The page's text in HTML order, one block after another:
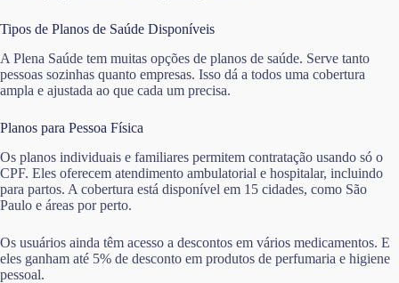
Tipos de Planos de Saúde Disponíveis
A Plena Saúde tem muitas opções de planos de saúde. Serve tanto
pessoas sozinhas quanto empresas. Isso dá a todos uma cobertura
ampla e ajustada ao que cada um precisa.
Planos para Pessoa Física
Os planos individuais e familiares permitem contratação usando só o
CPF. Eles oferecem atendimento ambulatorial e hospitalar, incluindo
para partos. A cobertura está disponível em 15 cidades, como São
Paulo e áreas por perto.
Os usuários ainda têm acesso a descontos em vários medicamentos. E
eles ganham até 5% de desconto em produtos de perfumaria e higiene
pessoal.